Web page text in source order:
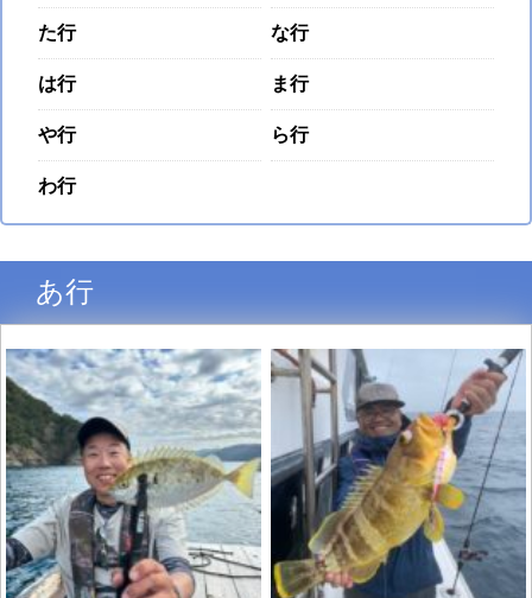
た行 な行
は行 ま行
や行 ら行
わ行
あ行